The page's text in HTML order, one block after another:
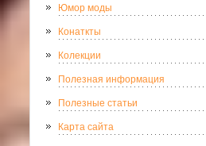
Юмор моды
Конаткты
Колекции
Полезная информация
Полезные статьи
Карта сайта